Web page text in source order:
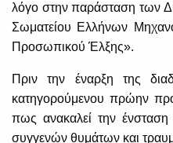
λόγο στην παράσταση των
Σωματείου Ελλήνων
Προσωπικού Έλξης».
Πριν την έναρξη της
κατηγορούμενου πρώην
πως ανακαλεί την
συγγενών θυμάτων και